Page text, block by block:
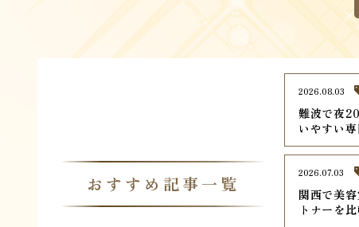
おすすめ記事一覧
難波で夜
いやすい
2026.08.03
関西で美
トナーを
2026.07.03